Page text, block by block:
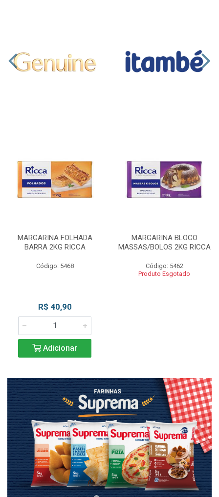
MARGARINA FOLHADA
BARRA 2KG RICCA
Código: 5468
R$ 40,90
Adicionar
MARGARINA BLOCO
MASSAS/BOLOS 2KG RICCA
Código: 5462
Produto Esgotado